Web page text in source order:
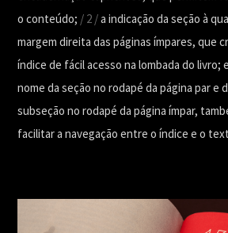
o conteúdo; / 2 /a indicação da seção à
margem direita das páginas ímpares, que
índice de fácil acesso na lombada do livro; e
nome da seção no rodapé da página par e
subseção no rodapé da página ímpar,
facilitar a navegação entre o índice e o